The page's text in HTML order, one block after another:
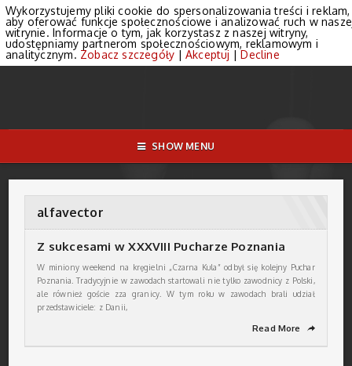
SHOW MENU
alfavector
Z sukcesami w XXXVIII Pucharze Poznania
W miniony weekend na kręgielni „Czarna Kula” odbył się kolejny Puchar
Poznania. Tradycyjnie w zawodach startowali nie tylko zawodnicy z Polski,
ale również goście zza granicy. W tym roku w zawodach brali udział
przedstawiciele: z Danii,
Read More ➦
Wykorzystujemy pliki cookie do spersonalizowania treści i reklam,
aby oferować funkcje społecznościowe i analizować ruch w
witrynie. Informacje o tym, jak korzystasz z naszej witryny,
udostępniamy partnerom społecznościowym, reklamowym i
analitycznym. Zobacz szczegóły | Akceptuj |Decline